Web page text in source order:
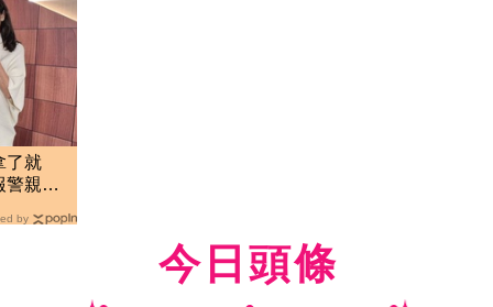
了就
警親立
by
今日頭條